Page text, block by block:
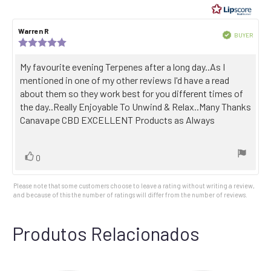
of
5
stars
Review
author:
Warren R
date:
out
of
stars
BUYER
Review
text:
My favourite evening Terpenes after a long day..As I
mentioned in one of my other reviews I'd have a read
about them so they work best for you different times of
the day..Really Enjoyable To Unwind & Relax..Many Thanks
Canavape CBD EXCELLENT Products as Always
Vote
0
Please note that some customers choose to leave a rating without writing a review,
and because of this the number of ratings will differ from the number of reviews.
Produtos Relacionados